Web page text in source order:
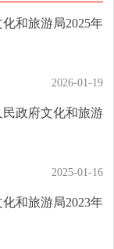
和旅游局2025年
2026-01-19
政府文化和旅游
2025-01-16
和旅游局2023年